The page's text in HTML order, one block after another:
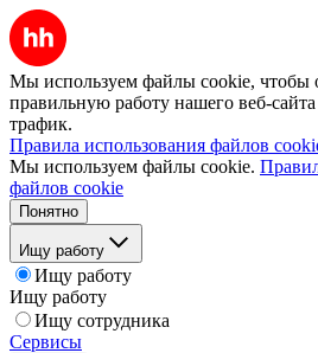
Мы используем файлы cookie, чтобы
правильную работу нашего веб-
трафик.
Правила использования файлов
Мы используем файлы cookie.
файлов cookie
Понятно
Ищу работу
Ищу работу
Ищу работу
Ищу сотрудника
Сервисы